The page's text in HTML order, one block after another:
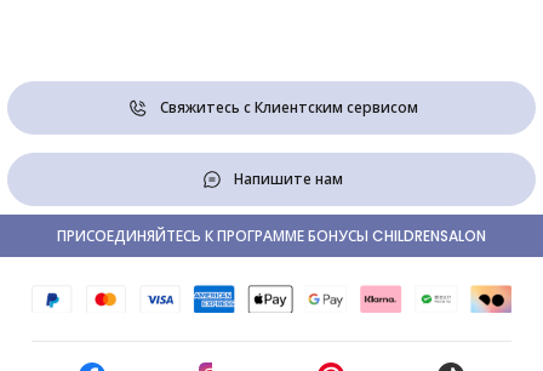
Свяжитесь с Клиентским сервисом
Напишите нам
ПРИСОЕДИНЯЙТЕСЬ К ПРОГРАММЕ БОНУСЫ CHILDRENSALON